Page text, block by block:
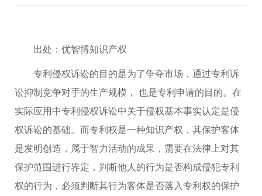
出处：优智博知识产权
专利侵权诉讼的目的是为了争夺市场，通过专利诉
讼抑制竞争对手的生产规模， 也是专利申请的目的。在
实际应用中专利侵权诉讼中关于侵权基本事实认定是侵
权诉讼的基础。而专利权是一种知识产权，其保护客体
是发明创造，属于智力活动的成果，需要在法律上对其
保护范围进行界定，判断他人的行为是否构成侵犯专利
权的行为，必须判断其行为客体是否落入专利权的保护